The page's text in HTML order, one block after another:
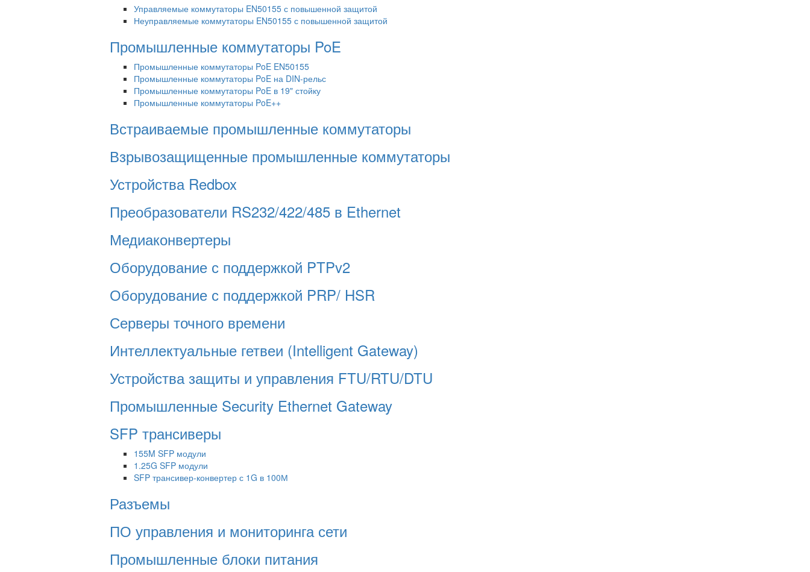
Управляемые коммутаторы EN50155 с повышенной защитой
Неуправляемые коммутаторы EN50155 с повышенной защитой
Промышленные коммутаторы PoE
Промышленные коммутаторы PoE EN50155
Промышленные коммутаторы PoE на DIN-рельс
Промышленные коммутаторы PoE в 19" стойку
Промышленные коммутаторы PoE++
Встраиваемые промышленные коммутаторы
Взрывозащищенные промышленные коммутаторы
Устройства Redbox
Преобразователи RS232/422/485 в Ethernet
Медиаконвертеры
Оборудование с поддержкой PTPv2
Оборудование с поддержкой PRP/ HSR
Серверы точного времени
Интеллектуальные гетвеи (Intelligent Gateway)
Устройства защиты и управления FTU/RTU/DTU
Промышленные Security Ethernet Gateway
SFP трансиверы
155M SFP модули
1.25G SFP модули
SFP трансивер-конвертер с 1G в 100М
Разъемы
ПО управления и мониторинга сети
Промышленные блоки питания